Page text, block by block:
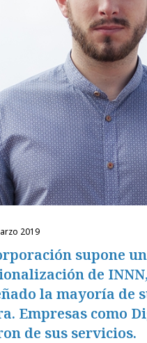
2019
supone
de
la mayoría de
Empresas como
de sus servicios.